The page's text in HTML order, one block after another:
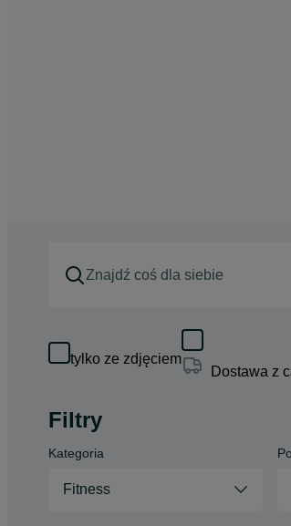
tylko ze zdjęciem
Dostawa z
Filtry
Kategoria
Fitness